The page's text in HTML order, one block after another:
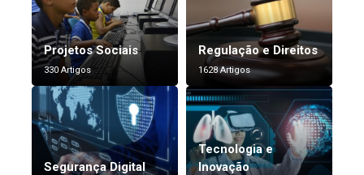
Projetos Sociais
330 Artigos
Regulação e Direitos
1628 Artigos
Segurança Digital
Tecnologia e
Inovação